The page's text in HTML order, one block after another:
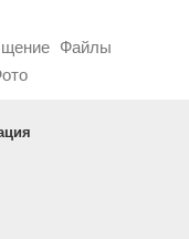
Файлы